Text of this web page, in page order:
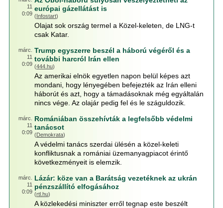
11
0:09
európai gázellátást is
(Infostart)
Olajat sok ország termel a Közel-keleten, de LNG-t
csak Katar.
márc.
11
0:09
Trump egyszerre beszél a háború végéről és a
további harcról Irán ellen
(444.hu)
Az amerikai elnök egyetlen napon belül képes azt
mondani, hogy lényegében befejezték az Irán elleni
háborút és azt, hogy a támadásoknak még egyáltalán
nincs vége. Az olajár pedig fel és le száguldozik.
márc.
11
0:09
Romániában összehívták a legfelsőbb védelmi
tanácsot
(Demokrata)
A védelmi tanács szerdai ülésén a közel-keleti
konfliktusnak a romániai üzemanyagpiacot érintő
következményeit is elemzik.
márc.
11
0:09
Lázár: köze van a Barátság vezetéknek az ukrán
pénzszállító elfogásához
(rtl.hu)
A közlekedési miniszter erről tegnap este beszélt